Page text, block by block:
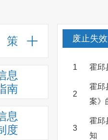
息
南
息
度
废止失
1 霍邱
2
霍邱
案》
3
霍邱
知